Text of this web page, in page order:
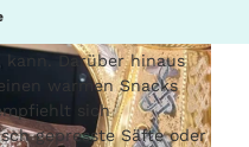
ist ein gemütliches
kann. Darüber hinaus
warmen Snacks
sich
gepresste Säfte oder